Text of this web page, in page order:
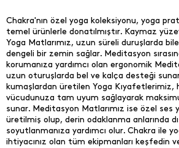
Chakra'nın özel yoga koleksiyonu, yoga
temel ürünlerle donatılmıştır. Kaymaz
Yoga Matlarımız, uzun süreli duruşlarda
dengeli bir zemin sağlar. Meditasyon
korumanıza yardımcı olan ergonomik
uzun oturuşlarda bel ve kalça desteği
kumaşlardan üretilen Yoga Kıyafetlerimiz,
vücudunuza tam uyum sağlayarak
sunar. Meditasyon Matlarımız ise özel ses
üretilmiş olup, derin odaklanma anlarında
soyutlanmanıza yardımcı olur. Chakra ile
ihtiyacınız olan tüm ekipmanları keşfedin